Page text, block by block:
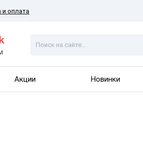
и оплата
Акции Новинки